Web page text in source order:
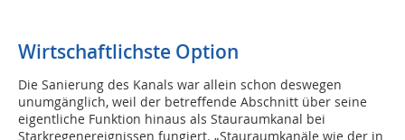
Wirtschaftlichste Option
Die Sanierung des Kanals war allein schon deswegen
unumgänglich, weil der betreffende Abschnitt über seine
eigentliche Funktion hinaus als Stauraumkanal bei
Starkregenereignissen fungiert. „Stauraumkanäle wie der in